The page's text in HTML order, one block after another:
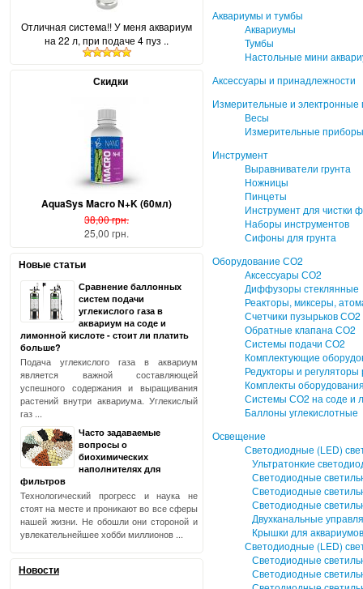
Аквариумы и тумбы
Аквариумы
Тумбы
Настольные мини
Аксессуары и принадлежности
Измерительные и
Весы
Измерительные
Инструмент
Выравниватели грунта
Ножницы
Пинцеты
Инструмент для чистки
Наборы инструментов
Сифоны для грунта
Оборудование СО2
Аксессуары СО2
Диффузоры стеклянные
Реакторы, миксеры,
Счетчики пузырьков СО2
Обратные клапана СО2
Системы подачи СО2
Комплектующие
Редукторы и регуляторы
Комплекты
Системы СО2 на соде и
Баллоны углекислотные
Освещение
Светодиодные (LED)
Ультратонкие
Светодиодные
Светодиодные
Светодиодные
Двухканальные
Крышки для
Светодиодные (LED)
Светодиодные
Светодиодные
Отличная система!! У меня аквариум
на 22 л, при подаче 4 пуз ..
Скидки
AquaSys Macro N+K (60мл)
38,00 грн.
25,00 грн.
Новые статьи
Сравнение баллонных
систем подачи
углекислого газа в
аквариум на соде и
лимонной кислоте - стоит ли платить
больше?
Подача углекислого газа в аквариум
является важной составляющей
успешного содержания и выращивания
растений внутри аквариума. Углекислый
газ ...
Часто задаваемые
вопросы о
биохимических
наполнителях для
фильтров
Технологический прогресс и наука не
стоят на месте и проникают во все сферы
нашей жизни. Не обошли они стороной и
увлекательнейшее хобби миллионов ...
Новости